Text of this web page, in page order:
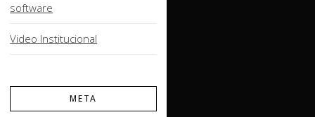
software
Video Institucional
META